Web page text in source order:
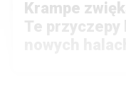
Krampe
Te przyczepy